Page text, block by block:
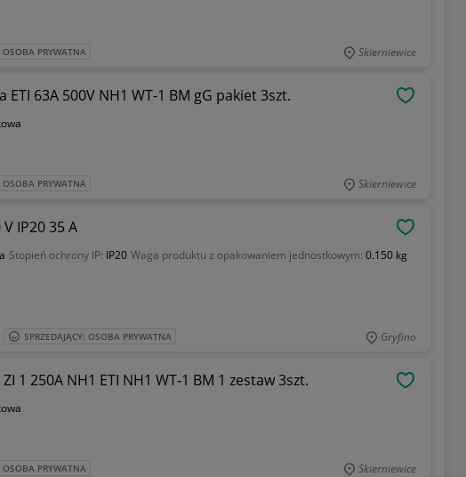
OSOBA PRYWATNA Skierniewice
ETI 63A 500V NH1 WT-1 BM gG pakiet 3szt.
OSOBA PRYWATNA Skierniewice
IP20 35 A
Stopień ochrony IP: IP20 Waga produktu z opakowaniem jednostkowym: 0.150 kg
SPRZEDAJĄCY: OSOBA PRYWATNA Gryfino
1 250A NH1 ETI NH1 WT-1 BM 1 zestaw 3szt.
OSOBA PRYWATNA Skierniewice